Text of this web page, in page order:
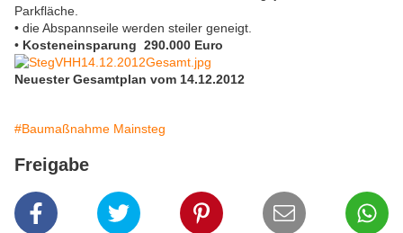
Parkfläche.
• die Abspannseile werden steiler geneigt.
• Kosteneinsparung 290.000 Euro
Neuester Gesamtplan vom 14.12.2012
#Baumaßnahme Mainsteg
Freigabe